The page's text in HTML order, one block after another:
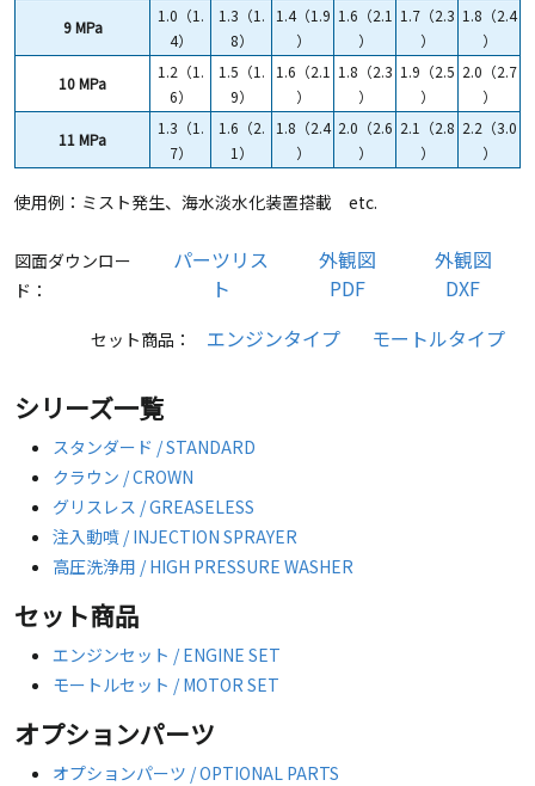
シリーズ一覧
スタンダード / STANDARD
クラウン / CROWN
グリスレス / GREASELESS
注入動噴 / INJECTION SPRAYER
高圧洗浄用 / HIGH PRESSURE WASHER
セット商品
エンジンセット / ENGINE SET
モートルセット / MOTOR SET
オプションパーツ
オプションパーツ / OPTIONAL PARTS
9 MPa
1.0（1.
4）
1.3（1.
8）
1.4（1.9
）
1.6（2.1
）
1.7（2.3
）
1.8（2.4
）
10 MPa
1.2（1.
6）
1.5（1.
9）
1.6（2.1
）
1.8（2.3
）
1.9（2.5
）
2.0（2.7
）
11 MPa
1.3（1.
7）
1.6（2.
1）
1.8（2.4
）
2.0（2.6
）
2.1（2.8
）
2.2（3.0
）
使用例：ミスト発生、海水淡水化装置搭載 etc.
図面ダウンロー
ド：
パーツリス
ト
外観図
PDF
外観図
DXF
セット商品： エンジンタイプ モートルタイプ